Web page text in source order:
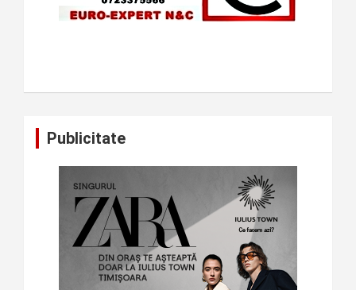
Publicitate